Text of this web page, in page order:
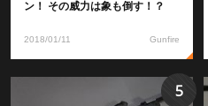
ン！ その威力は象も倒す！？
2018/01/11 Gunfire
5